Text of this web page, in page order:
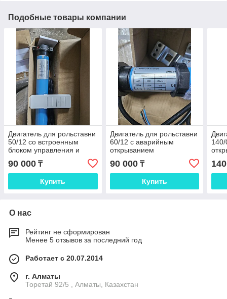
Подобные товары компании
Двигатель для рольставни
50/12 со встроенным
блоком управления и
90 000 ₸
Купить
Двигатель для рольставни
60/12 с аварийным
открыванием
90 000₸
Купить
О нас
Рейтинг не сформирован
Менее 5 отзывов за последний год
Работает с 20.07.2014
г. Алматы
Торетай 92/5 , Алматы, Казахстан